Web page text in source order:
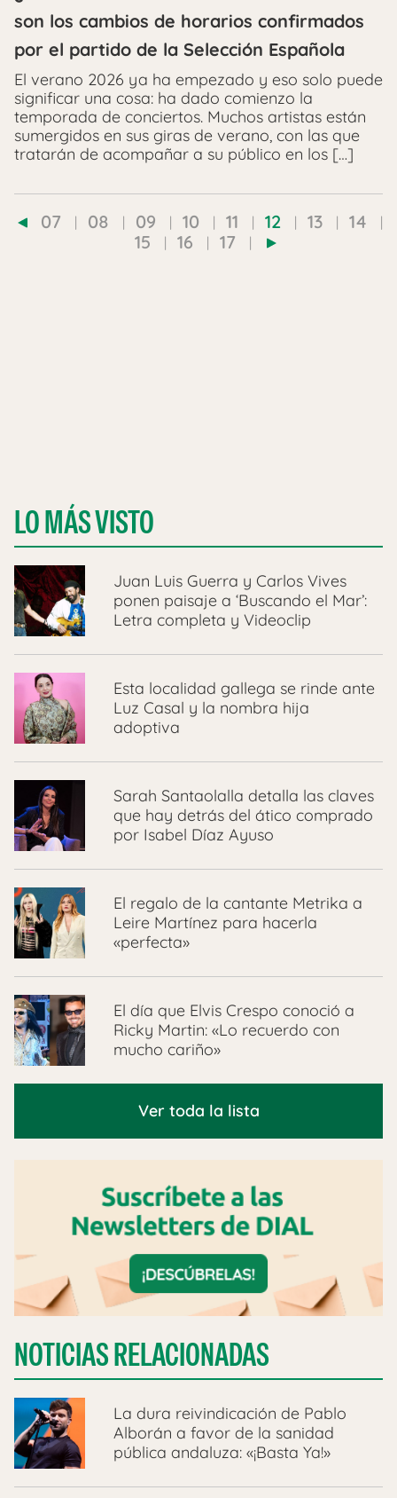
son los cambios de horarios confirmados
por el partido de la Selección Española
El verano 2026 ya ha empezado y eso solo puede
significar una cosa: ha dado comienzo la
temporada de conciertos. Muchos artistas están
sumergidos en sus giras de verano, con las que
tratarán de acompañar a su público en los […]
07 08 09 10 11 12 13
14
15
16 17
LO MÁS VISTO
Juan Luis Guerra y Carlos Vives
ponen paisaje a ‘Buscando el Mar’:
Letra completa y Videoclip
Esta localidad gallega se rinde ante
Luz Casal y la nombra hija
adoptiva
Sarah Santaolalla detalla las claves
que hay detrás del ático comprado
por Isabel Díaz Ayuso
El regalo de la cantante Metrika a
Leire Martínez para hacerla
«perfecta»
El día que Elvis Crespo conoció a
Ricky Martin: «Lo recuerdo con
mucho cariño»
Ver toda la lista
NOTICIAS RELACIONADAS
La dura reivindicación de Pablo
Alborán a favor de la sanidad
pública andaluza: «¡Basta Ya!»